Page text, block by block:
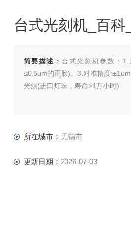
台式光刻机_百
简要描述： 台式光刻机参数：
≤0.5um的正胶)。3.对准精度
光源(进口灯珠，寿命>1万小时)
所在城市： 无锡市
更新日期： 2026-07-03